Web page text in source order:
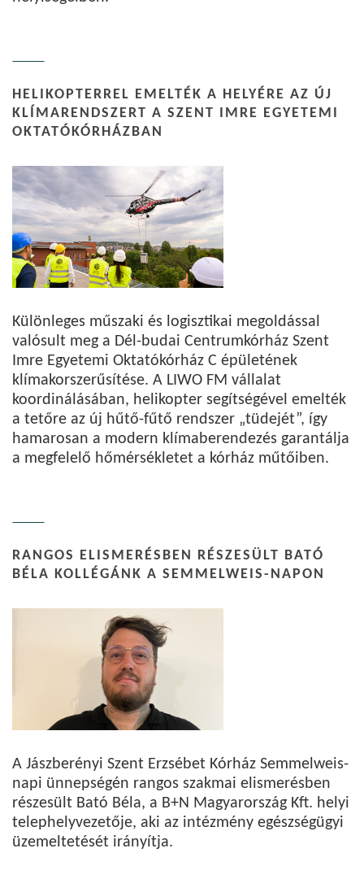
HELIKOPTERREL EMELTÉK A HELYÉRE AZ ÚJ
KLÍMARENDSZERT A SZENT IMRE EGYETEMI
OKTATÓKÓRHÁZBAN
Különleges műszaki és logisztikai megoldással
valósult meg a Dél-budai Centrumkórház Szent
Imre Egyetemi Oktatókórház C épületének
klímakorszerűsítése. A LIWO FM vállalat
koordinálásában, helikopter segítségével emelték
a tetőre az új hűtő-fűtő rendszer „tüdejét”, így
hamarosan a modern klímaberendezés garantálja
a megfelelő hőmérsékletet a kórház műtőiben.
RANGOS ELISMERÉSBEN RÉSZESÜLT BATÓ
BÉLA KOLLÉGÁNK A SEMMELWEIS-NAPON
A Jászberényi Szent Erzsébet Kórház Semmelweis-
napi ünnepségén rangos szakmai elismerésben
részesült Bató Béla, a B+N Magyarország Kft. helyi
telephelyvezetője, aki az intézmény egészségügyi
üzemeltetését irányítja.